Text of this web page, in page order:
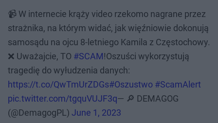
📹 W internecie krąży video rzekomo nagrane przez
strażnika, na którym widać, jak więźniowie dokonują
samosądu na ojcu 8-letniego Kamila z Częstochowy.
❌ Uważajcie, TO #SCAM!Oszuści wykorzystują
tragedię do wyłudzenia danych:
https://t.co/QwTmUrZDGs#Oszustwo #ScamAlert
pic.twitter.com/tgquVUJF3q— 🔎 DEMAGOG
(@DemagogPL) June 1, 2023